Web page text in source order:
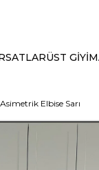
ÜST GİYİM
Elbise Sarı